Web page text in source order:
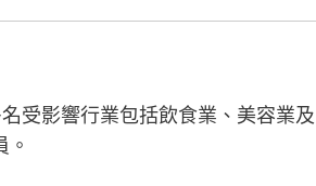
受影響行業包括飲食業、美容業及